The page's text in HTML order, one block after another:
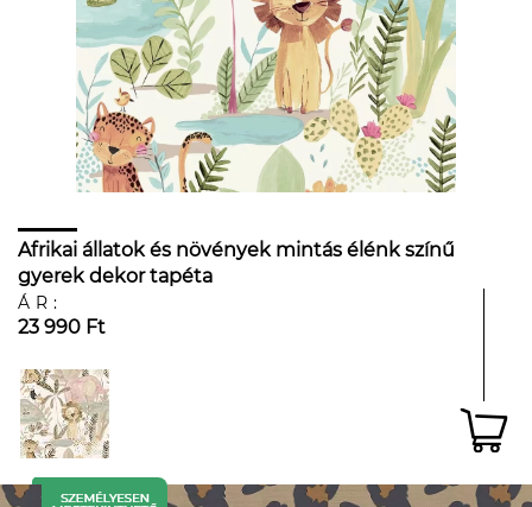
Afrikai állatok és növények mintás élénk színű
gyerek dekor tapéta
ÁR:
23 990 Ft